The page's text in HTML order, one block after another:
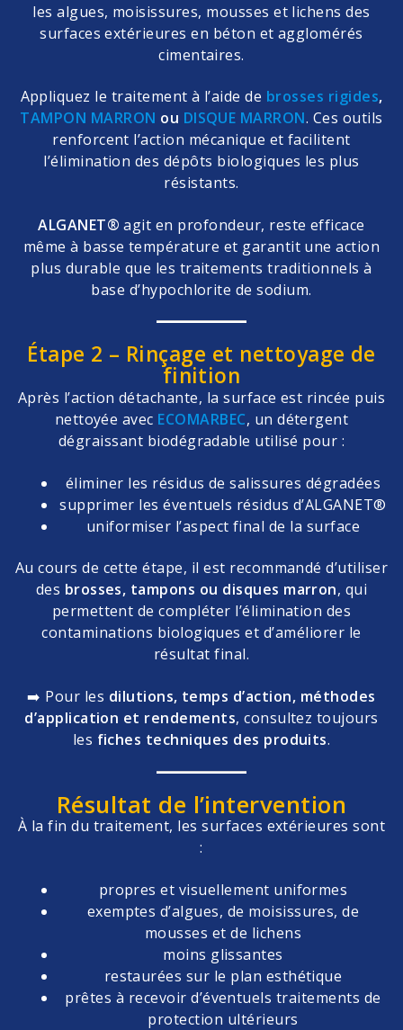
les algues, moisissures, mousses et lichens des
surfaces extérieures en béton et agglomérés
cimentaires.
Appliquez le traitement à l’aide de brosses rigides,
TAMPON MARRON ou DISQUE MARRON. Ces outils
renforcent l’action mécanique et facilitent
l’élimination des dépôts biologiques les plus
résistants.
ALGANET® agit en profondeur, reste efficace
même à basse température et garantit une action
plus durable que les traitements traditionnels à
base d’hypochlorite de sodium.
Étape 2 – Rinçage et nettoyage de
finition
Après l’action détachante, la surface est rincée puis
nettoyée avec ECOMARBEC, un détergent
dégraissant biodégradable utilisé pour :
éliminer les résidus de salissures dégradées
supprimer les éventuels résidus d’ALGANET®
uniformiser l’aspect final de la surface
Au cours de cette étape, il est recommandé d’utiliser
des brosses, tampons ou disques marron, qui
permettent de compléter l’élimination des
contaminations biologiques et d’améliorer le
résultat final.
➡️ Pour les dilutions, temps d’action, méthodes
d’application et rendements, consultez toujours
les fiches techniques des produits.
Résultat de l’intervention
À la fin du traitement, les surfaces extérieures sont
:
propres et visuellement uniformes
exemptes d’algues, de moisissures, de
mousses et de lichens
moins glissantes
restaurées sur le plan esthétique
prêtes à recevoir d’éventuels traitements de
protection ultérieurs